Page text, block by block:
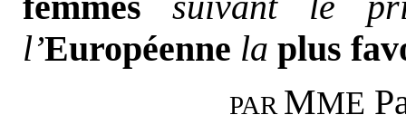
l’Européenne la plus
PAR MME